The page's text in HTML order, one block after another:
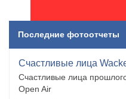
Последние фотоотчеты
Счастливые лица
Счастливые лица
Open Air